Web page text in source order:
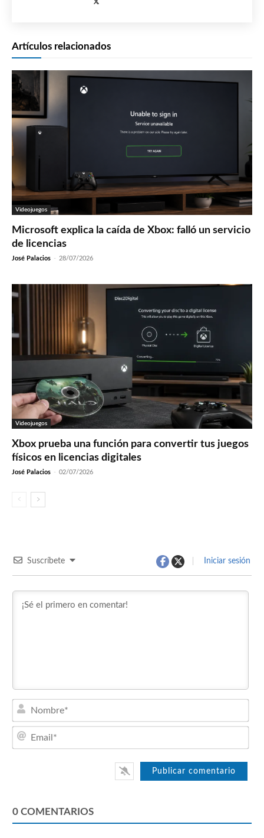
Artículos relacionados
Videojuegos
Microsoft explica la caída de Xbox: falló un servicio
de licencias
José Palacios - 28/07/2026
Videojuegos
Xbox prueba una función para convertir tus juegos
físicos en licencias digitales
José Palacios - 02/07/2026
Suscríbete Iniciar sesión
0 COMENTARIOS